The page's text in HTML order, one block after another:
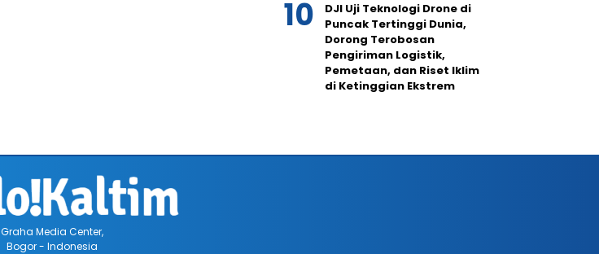
DJI Uji Teknologi Drone di
Puncak Tertinggi Dunia,
Dorong Terobosan
Pengiriman Logistik,
Pemetaan, dan Riset Iklim
di Ketinggian Ekstrem
Graha Media Center,
Bogor - Indonesia